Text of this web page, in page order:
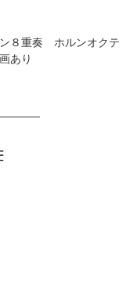
８重奏 ホルンオクテ
あり